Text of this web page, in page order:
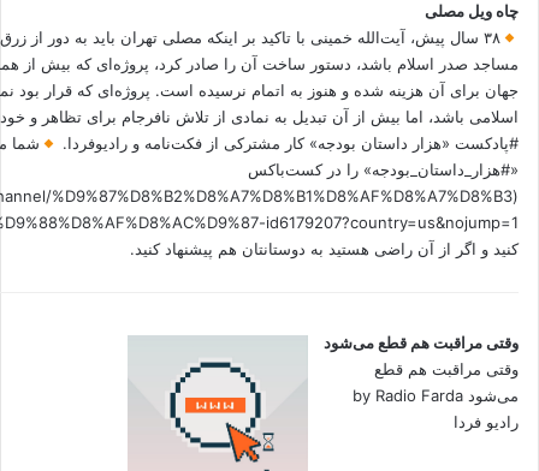
چاه ویل مصلی
۳۸ سال پیش، آیت‌الله خمینی با تاکید بر اینکه مصلی تهران باید به دور از
مساجد صدر اسلام باشد، دستور ساخت آن را صادر کرد، پروژه‌ای که بیش از
جهان برای آن هزینه شده و هنوز به اتمام نرسیده است. پروژه‌ای که قرار بود
اسلامی باشد، اما بیش از آن تبدیل به نمادی از تلاش نافرجام برای تظاهر و
#پادکست «هزار داستان بودجه» کار مشترکی از فکت‌نامه و رادیوفردا.
شما
«#هزار_داستان_بودجه» را در کست‌باکس
%D9%87%D8%B2%D8%A7%D8%B1%D8%AF%D8%A7%D8%B3
کنید و اگر از آن راضی هستید به دوستانتان هم پیشنهاد کنید.
وقتی مراقبت هم قطع می‌شود
وقتی مراقبت هم قطع
می‌شود by Radio Farda
رادیو فردا